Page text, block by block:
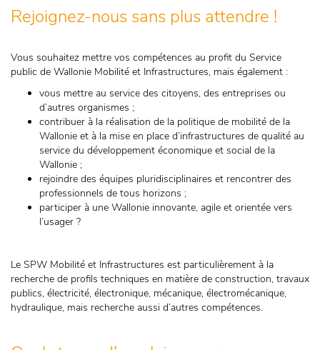
Rejoignez-nous sans plus attendre !
Vous souhaitez mettre vos compétences au profit du Service
public de Wallonie Mobilité et Infrastructures, mais également :
vous mettre au service des citoyens, des entreprises ou
d’autres organismes ;
contribuer à la réalisation de la politique de mobilité de la
Wallonie et à la mise en place d’infrastructures de qualité au
service du développement économique et social de la
Wallonie ;
rejoindre des équipes pluridisciplinaires et rencontrer des
professionnels de tous horizons ;
participer à une Wallonie innovante, agile et orientée vers
l’usager ?
Le SPW Mobilité et Infrastructures est particulièrement à la
recherche de profils techniques en matière de construction, travaux
publics, électricité, électronique, mécanique, électromécanique,
hydraulique, mais recherche aussi d’autres compétences.